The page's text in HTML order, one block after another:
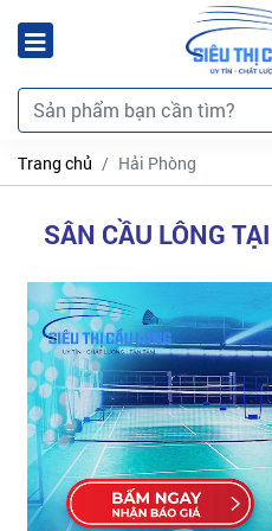
Trang chủ Hải Phòng
SÂN CẦU LÔNG